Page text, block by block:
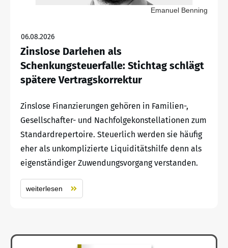
Emanuel Benning
06.08.2026
Zinslose Darlehen als
Schenkungsteuerfalle: Stichtag schlägt
spätere Vertragskorrektur
Zinslose Finanzierungen gehören in Familien-,
Gesellschafter- und Nachfolgekonstellationen zum
Standardrepertoire. Steuerlich werden sie häufig
eher als unkomplizierte Liquiditätshilfe denn als
eigenständiger Zuwendungsvorgang verstanden.
weiterlesen